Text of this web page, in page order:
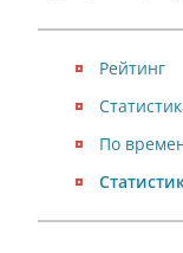
Рейтинг
По